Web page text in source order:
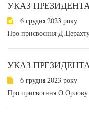
УКАЗ
6 грудня 2023 року
Про присвоєння
УКАЗ
6 грудня 2023 року
Про присвоєння О.Орлову